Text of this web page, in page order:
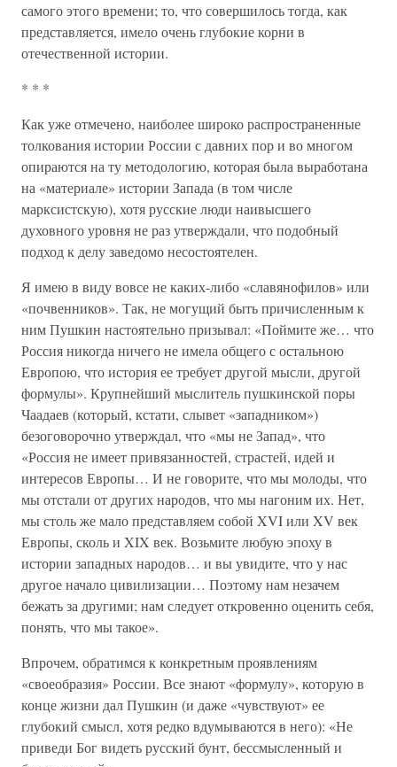
самого этого времени; то, что совершилось тогда, как
представляется, имело очень глубокие корни в
отечественной истории.
* * *
Как уже отмечено, наиболее широко распространенные
толкования истории России с давних пор и во многом
опираются на ту методологию, которая была выработана
на «материале» истории Запада (в том числе
марксистскую), хотя русские люди наивысшего
духовного уровня не раз утверждали, что подобный
подход к делу заведомо несостоятелен.
Я имею в виду вовсе не каких-либо «славянофилов» или
«почвенников». Так, не могущий быть причисленным к
ним Пушкин настоятельно призывал: «Поймите же… что
Россия никогда ничего не имела общего с остальною
Европою, что история ее требует другой мысли, другой
формулы». Крупнейший мыслитель пушкинской поры
Чаадаев (который, кстати, слывет «западником»)
безоговорочно утверждал, что «мы не Запад», что
«Россия не имеет привязанностей, страстей, идей и
интересов Европы… И не говорите, что мы молоды, что
мы отстали от других народов, что мы нагоним их. Нет,
мы столь же мало представляем собой XVI или XV век
Европы, сколь и XIX век. Возьмите любую эпоху в
истории западных народов… и вы увидите, что у нас
другое начало цивилизации… Поэтому нам незачем
бежать за другими; нам следует откровенно оценить себя,
понять, что мы такое».
Впрочем, обратимся к конкретным проявлениям
«своеобразия» России. Все знают «формулу», которую в
конце жизни дал Пушкин (и даже «чувствуют» ее
глубокий смысл, хотя редко вдумываются в него): «Не
приведи Бог видеть русский бунт, бессмысленный и